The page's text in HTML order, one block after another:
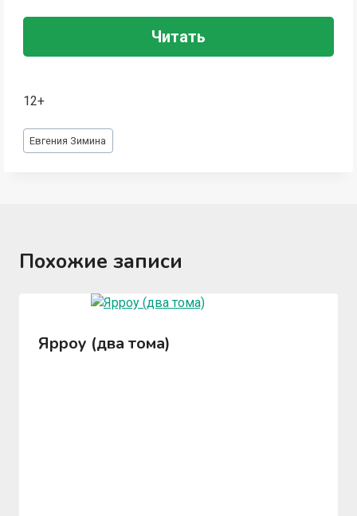
Читать
12+
Метки
записи:
Евгения Зимина
Похожие записи
Ярроу (два тома)